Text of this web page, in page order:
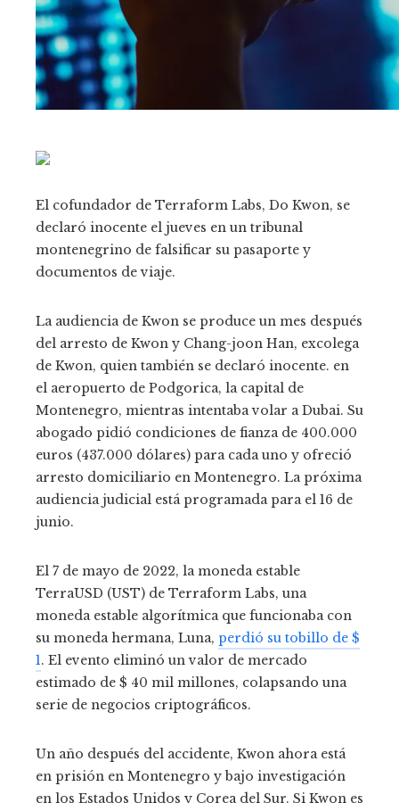
El cofundador de Terraform Labs, Do Kwon, se
declaró inocente el jueves en un tribunal
montenegrino de falsificar su pasaporte y
documentos de viaje.
La audiencia de Kwon se produce un mes después
del arresto de Kwon y Chang-joon Han, excolega
de Kwon, quien también se declaró inocente. en
el aeropuerto de Podgorica, la capital de
Montenegro, mientras intentaba volar a Dubai. Su
abogado pidió condiciones de fianza de 400.000
euros (437.000 dólares) para cada uno y ofreció
arresto domiciliario en Montenegro. La próxima
audiencia judicial está programada para el 16 de
junio.
El 7 de mayo de 2022, la moneda estable
TerraUSD (UST) de Terraform Labs, una
moneda estable algorítmica que funcionaba con
su moneda hermana, Luna, perdió su tobillo de $
1. El evento eliminó un valor de mercado
estimado de $ 40 mil millones, colapsando una
serie de negocios criptográficos.
Un año después del accidente, Kwon ahora está
en prisión en Montenegro y bajo investigación
en los Estados Unidos y Corea del Sur. Si Kwon es